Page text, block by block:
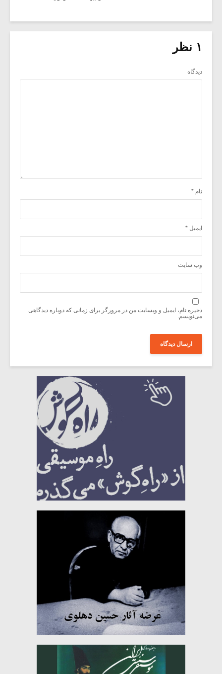
۱ نظر
دیدگاه
نام *
ایمیل *
وب‌ سایت
ذخیره نام، ایمیل و وبسایت من در مرورگر برای زمانی که دوباره دیدگاهی
می‌نویسم.